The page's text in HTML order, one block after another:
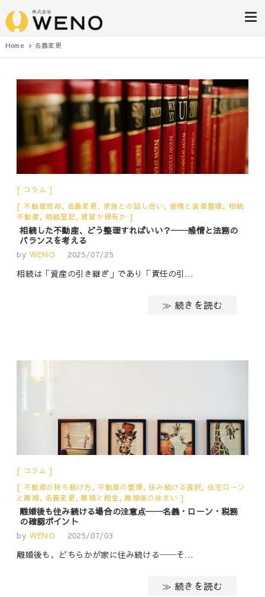
株式会社WENO
Home 名義変更
コラム
不動産売却, 名義変更, 家族との話し合い, 感情と資産整理, 相続
不動産,相続登記,賃貸か保有か
相続した不動産、どう整理すればいい？──感情と法務の
バランスを考える
by WENO 2025/07/25
相続は「資産の引き継ぎ」であり「責任の引…
≫ 続きを読む
コラム
不動産の持ち続け方, 不動産の整理,住み続ける選択, 住宅ローン
と離婚, 名義変更,離婚と税金,離婚後の住まい
離婚後も住み続ける場合の注意点──名義・ローン・税務
の確認ポイント
by WENO 2025/07/03
離婚後も、どちらかが家に住み続ける──そ…
≫ 続きを読む